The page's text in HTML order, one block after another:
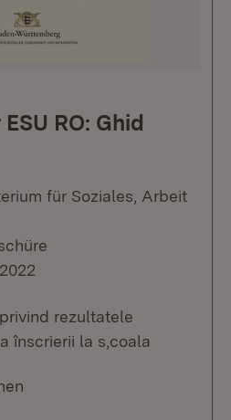
RO: Ghid
für Soziales, Arbeit
rezultatele
înscrierii la s,coala